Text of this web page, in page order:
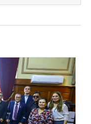
de Peruanos
de Nuevo Perú;